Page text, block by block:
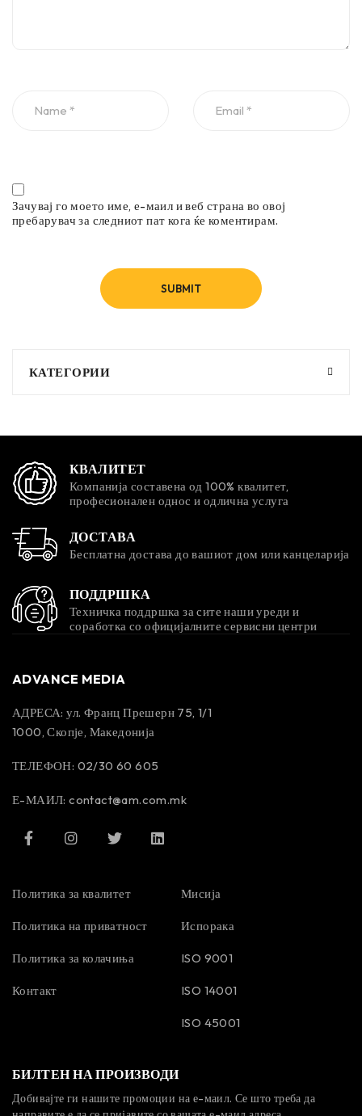
Зачувај го моето име, е-маил и веб страна во овој
пребарувач за следниот пат кога ќе коментирам.
КАТЕГОРИИ
КВАЛИТЕТ
Компанија составена од 100% квалитет,
професионален однос и одлична услуга
ДОСТАВА
Бесплатна достава до вашиот дом или канцеларија
ПОДДРШКА
Техничка поддршка за сите наши уреди и
соработка со официјалните сервисни центри
ADVANCE MEDIA
АДРЕСА: ул. Франц Прешерн 75, 1/1
1000, Скопје, Македонија
ТЕЛЕФОН: 02/30 60 605
Е-МАИЛ:contact@am.com.mk
Политика за квалитет
Политика на приватност
Политика за колачиња
Контакт
Мисија
Испорака
ISO 9001
ISO 14001
ISO 45001
БИЛТЕН НА ПРОИЗВОДИ
Добивајте ги нашите промоции на е-маил. Се што треба да